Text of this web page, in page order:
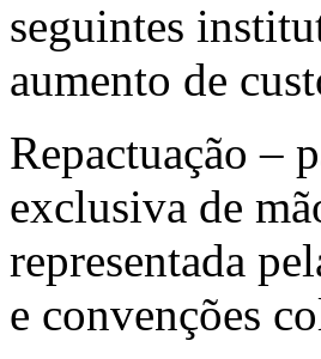
seguintes
aumento de
Repactuação –
exclusiva de
representada
e convenções